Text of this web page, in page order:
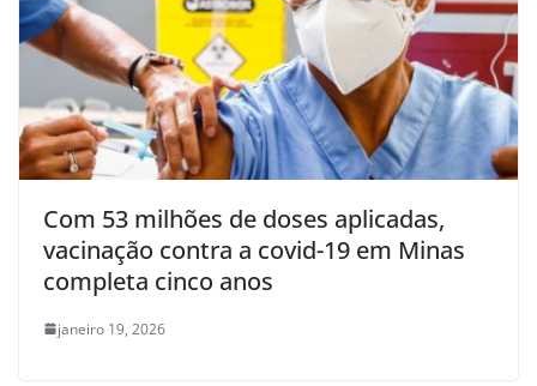
Com 53 milhões de doses aplicadas,
vacinação contra a covid-19 em Minas
completa cinco anos
janeiro 19, 2026